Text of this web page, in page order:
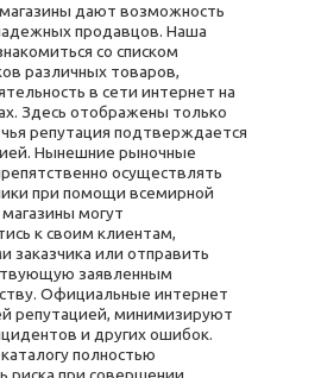
дают возможность
продавцов. Наша
со списком
различных товаров,
в сети интернет на
Здесь отображены только
репутация подтверждается
Нынешние рыночные
осуществлять
при помощи всемирной
могут
к своим клиентам,
заказчика или отправить
заявленным
Официальные интернет
репутацией, минимизируют
и других ошибок.
полностью